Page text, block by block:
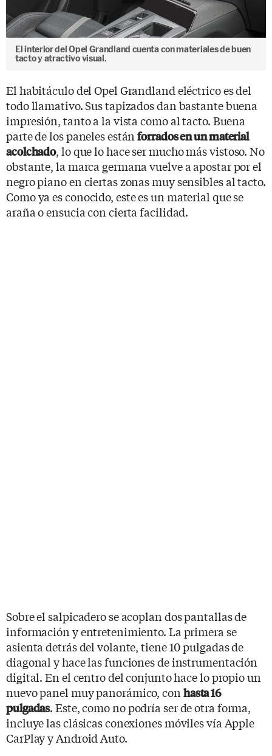
El interior del Opel Grandland cuenta con materiales de buen
tacto y atractivo visual.
El habitáculo del Opel Grandland eléctrico es del
todo llamativo. Sus tapizados dan bastante buena
impresión, tanto a la vista como al tacto. Buena
parte de los paneles estánforrados en un material
acolchado, lo que lo hace ser mucho más vistoso. No
obstante, la marca germana vuelve a apostar por el
negro piano en ciertas zonas muy sensibles al tacto.
Como ya es conocido, este es un material que se
araña o ensucia con cierta facilidad.
Sobre el salpicadero se acoplan dos pantallas de
información y entretenimiento. La primera se
asienta detrás del volante, tiene 10 pulgadas de
diagonal y hace las funciones de instrumentación
digital. En el centro del conjunto hace lo propio un
nuevo panel muy panorámico, con hasta 16
pulgadas. Este, como no podría ser de otra forma,
incluye las clásicas conexiones móviles vía Apple
CarPlay y Android Auto.